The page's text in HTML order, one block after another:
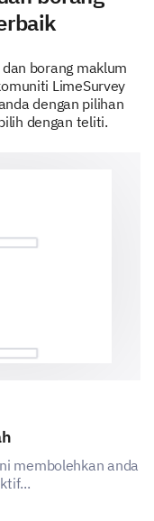
borang maklum
LimeSurvey
dengan pilihan
dengan teliti.
membolehkan anda